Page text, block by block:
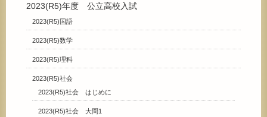
2023(R5)年度 公立高校入試
2023(R5)国語
2023(R5)数学
2023(R5)理科
2023(R5)社会
2023(R5)社会 はじめに
2023(R5)社会 大問1